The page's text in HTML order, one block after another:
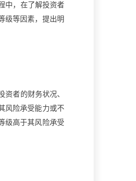
中，在了解投资者
级等因素，提出明
者的财务状况、
风险承受能力或不
级高于其风险承受